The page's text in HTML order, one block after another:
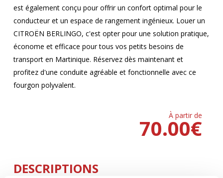
est également conçu pour offrir un confort optimal pour le
conducteur et un espace de rangement ingénieux. Louer un
CITROËN BERLINGO, c'est opter pour une solution pratique,
économe et efficace pour tous vos petits besoins de
transport en Martinique. Réservez dès maintenant et
profitez d'une conduite agréable et fonctionnelle avec ce
fourgon polyvalent.
À partir de
€
70.00
DESCRIPTIONS